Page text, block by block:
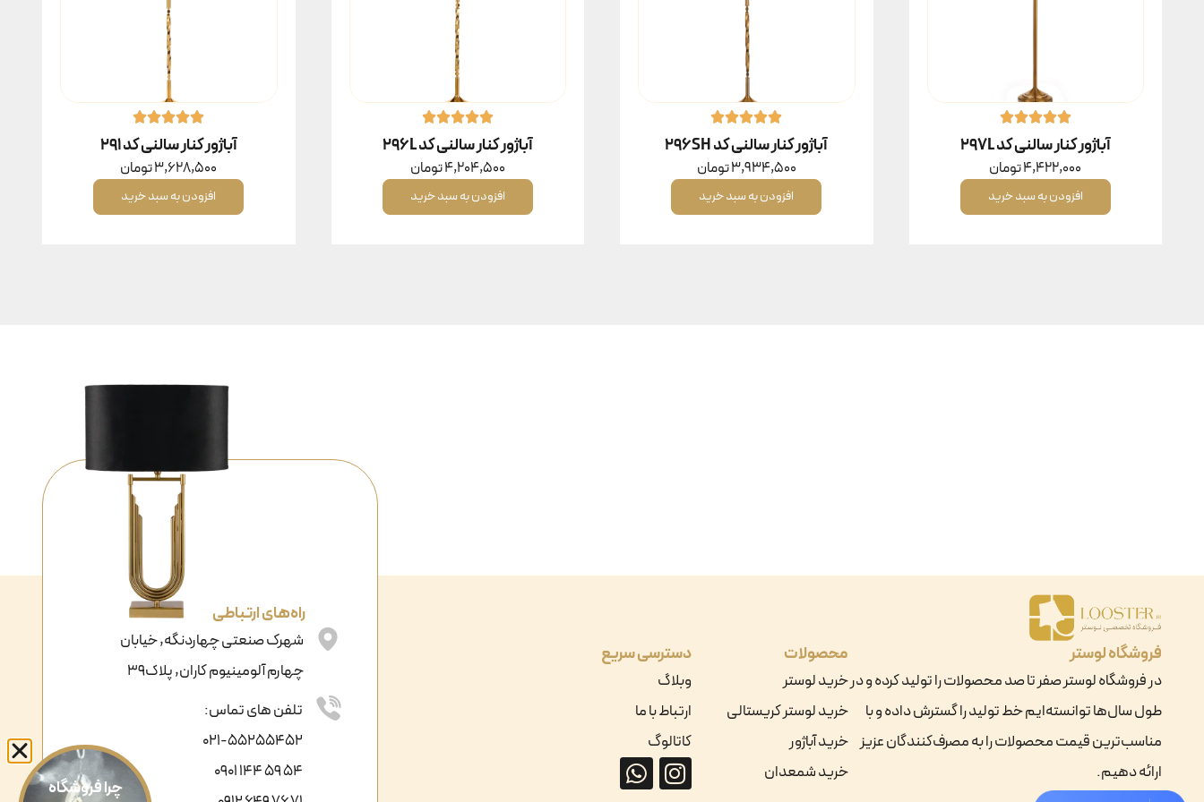
آباژور کنار سالنی کد 297L
4,422,000تومان
افزودن به سبد خرید
آباژور کنار سالنی کد 296SH
3,934,500تومان
افزودن به سبد خرید
آباژور کنار سالنی کد 296L
4,204,500تومان
افزودن به سبد خرید
آباژور کنار سالنی کد ۲۹۱
3,628,500تومان
افزودن به سبد خرید
فروشگاه لوستر
در فروشگاه لوستر صفر تا صد محصولات را تولید کرده و در
طول سال‌ها توانسته‌ایم خط تولید را گسترش داده و با
مناسب‌ترین قیمت محصولات را به مصرف‌کنندگان عزیز
ارائه دهیم.
محصولات
خرید لوستر
خرید لوستر کریستالی
خرید آباژور
خرید شمعدان
دسترسی سریع
وبلاگ
ارتباط با ما
کاتالوگ
راه‌های ارتباطی
شهرک صنعتی چهاردنگه, خیابان
چهارم آلومینیوم کاران, پلاک39
تلفن های تماس:
021-55255452
54 59 144 0901
چرا فروشگاه